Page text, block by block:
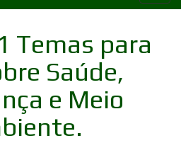
o
Temas para
Saúde,
e Meio